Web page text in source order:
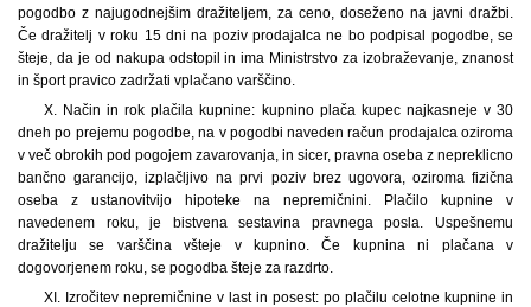
pogodbo z najugodnejšim dražiteljem, za ceno, doseženo na javni dražbi.
Če dražitelj v roku 15 dni na poziv prodajalca ne bo podpisal pogodbe, se
šteje, da je od nakupa odstopil in ima Ministrstvo za izobraževanje, znanost
in šport pravico zadržati vplačano varščino.
X. Način in rok plačila kupnine: kupnino plača kupec najkasneje v 30
dneh po prejemu pogodbe, na v pogodbi naveden račun prodajalca oziroma
v več obrokih pod pogojem zavarovanja, in sicer, pravna oseba z nepreklicno
bančno garancijo, izplačljivo na prvi poziv brez ugovora, oziroma fizična
oseba z ustanovitvijo hipoteke na nepremičnini. Plačilo kupnine v
navedenem roku, je bistvena sestavina pravnega posla. Uspešnemu
dražitelju se varščina všteje v kupnino. Če kupnina ni plačana v
dogovorjenem roku, se pogodba šteje za razdrto.
XI. Izročitev nepremičnine v last in posest: po plačilu celotne kupnine in